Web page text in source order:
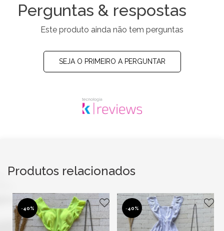
Perguntas & respostas
Este produto ainda não tem perguntas
SEJA O PRIMEIRO A PERGUNTAR
Produtos relacionados
-40% -40%